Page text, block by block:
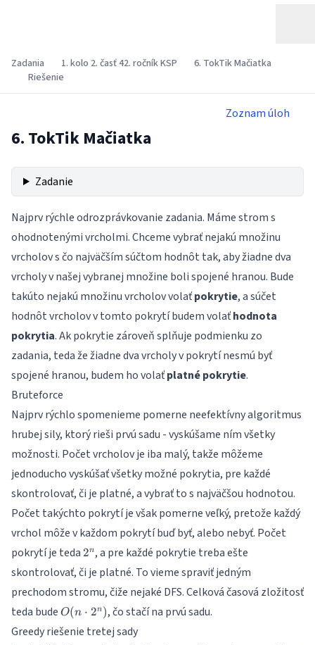
Zadania 1. kolo 2. časť 42. ročník KSP
6. TokTik Mačiatka
Riešenie
Zoznam úloh
6. TokTik Mačiatka
Zadanie
Najprv rýchle odrozprávkovanie zadania. Máme strom s
ohodnotenými vrcholmi. Chceme vybrať nejakú množinu
vrcholov s čo najväčším súčtom hodnôt tak, aby žiadne dva
vrcholy v našej vybranej množine boli spojené hranou. Bude
takúto nejakú množinu vrcholov volaťpokrytie, a súčet
hodnôt vrcholov v tomto pokrytí budem volaťhodnota
pokrytia. Ak pokrytie zároveň splňuje podmienku zo
zadania, teda že žiadne dva vrcholy v pokrytí nesmú byť
spojené hranou, budem ho volaťplatné pokrytie.
Bruteforce
Najprv rýchlo spomenieme pomerne neefektívny algoritmus
hrubej sily, ktorý rieši prvú sadu - vyskúšame ním všetky
možnosti. Počet vrcholov je iba malý, takže môžeme
jednoducho vyskúšať všetky možné pokrytia, pre každé
skontrolovať, či je platné, a vybrať to s najväčšou hodnotou.
Počet takýchto pokrytí je však pomerne veľký, pretože každý
vrchol môže v každom pokrytí buď byť, alebo nebyť. Počet
pokrytí je teda 2^n
2n, a pre každé pokrytie treba ešte
skontrolovať, či je platné. To vieme spraviť jedným
prechodom stromu, čiže nejaké DFS. Celková časová zložitosť
teda bude O(n
\cdot
2^n)
O(n ⋅ 2n), čo stačí na prvú sadu.
Greedy riešenie tretej sady